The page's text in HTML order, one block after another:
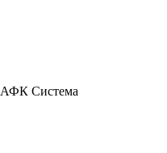
АФК Система